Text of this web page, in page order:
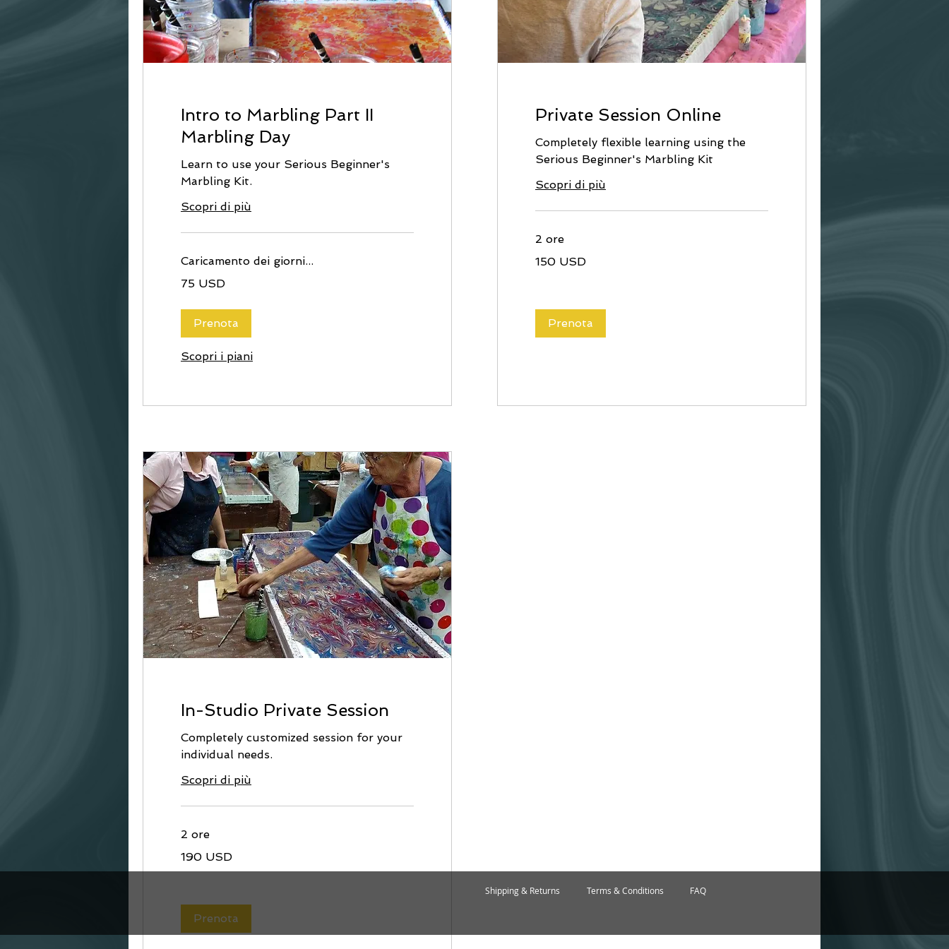
Intro to Marbling Part II
Marbling Day
Learn to use your Serious Beginner's
Marbling Kit.
Scopri di più
Caricamento dei giorni...
dollari
75 USD
Prenota
Scopri i piani
Private Session Online
Completely flexible learning using the
Serious Beginner's Marbling Kit
Scopri di più
2 ore
dollari
150 USD
Prenota
In-Studio Private Session
Completely customized session for your
individual needs.
Scopri di più
2 ore
dollari
190 USD
Prenota
Shipping & Returns Terms & Conditions FAQ